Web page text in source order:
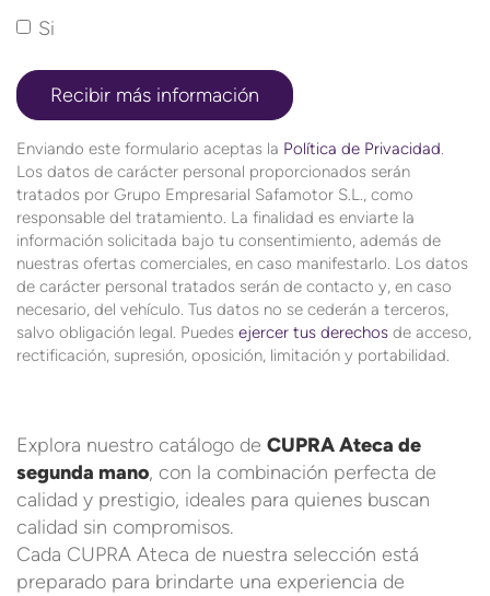
Si
Enviando este formulario aceptas la Política de Privacidad.
Los datos de carácter personal proporcionados serán
tratados por Grupo Empresarial Safamotor S.L., como
responsable del tratamiento. La finalidad es enviarte la
información solicitada bajo tu consentimiento, además de
nuestras ofertas comerciales, en caso manifestarlo. Los datos
de carácter personal tratados serán de contacto y, en caso
necesario, del vehículo. Tus datos no se cederán a terceros,
salvo obligación legal. Puedes ejercer tus derechos de acceso,
rectificación, supresión, oposición, limitación y portabilidad.
Explora nuestro catálogo de CUPRA Ateca de
segunda mano, con la combinación perfecta de
calidad y prestigio, ideales para quienes buscan
calidad sin compromisos.
Cada CUPRA Ateca de nuestra selección está
preparado para brindarte una experiencia de